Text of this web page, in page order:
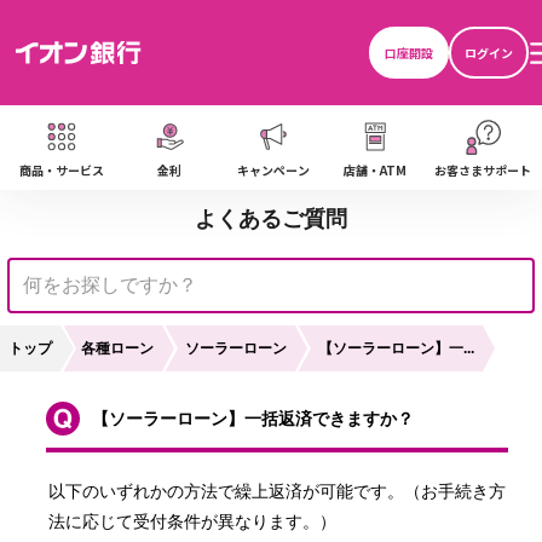
口座開設
ログイン
商品・サービス 金利 キャンペーン 店舗・ATM お客さまサポート
よくあるご質問
トップ 各種ローン ソーラーローン 【ソーラーローン】一...
【ソーラーローン】一括返済できますか？
以下のいずれかの方法で繰上返済が可能です。（お手続き方
法に応じて受付条件が異なります。）